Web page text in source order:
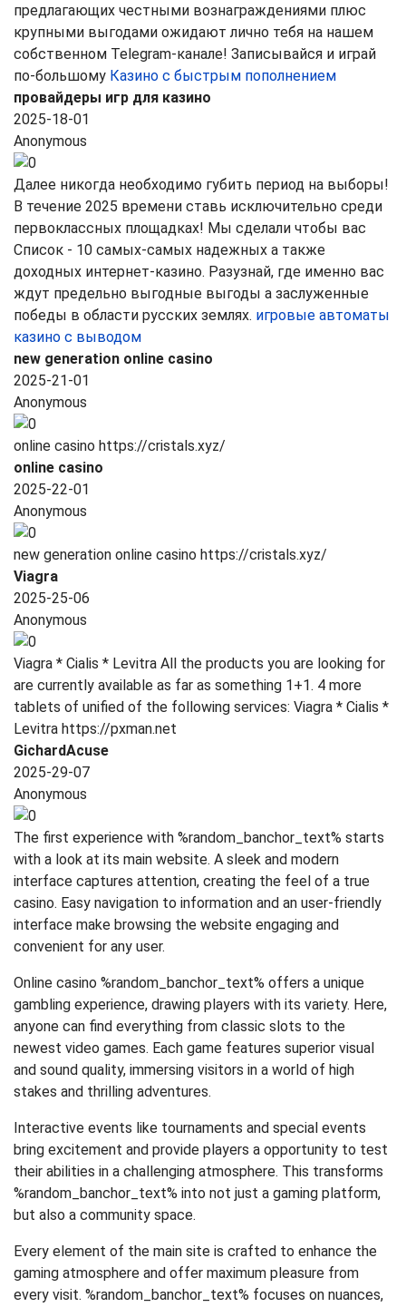
предлагающих честными вознаграждениями плюс
крупными выгодами ожидают лично тебя на нашем
собственном Telegram-канале! Записывайся и играй
по-большому Казино с быстрым пополнением
провайдеры игр для казино
2025-18-01
Anonymous
Далее никогда необходимо губить период на выборы!
В течение 2025 времени ставь исключительно среди
первоклассных площадках! Мы сделали чтобы вас
Список - 10 самых-самых надежных а также
доходных интернет-казино. Разузнай, где именно вас
ждут предельно выгодные выгоды а заслуженные
победы в области русских землях. игровые автоматы
казино с выводом
new generation online casino
2025-21-01
Anonymous
online casino https://cristals.xyz/
online casino
2025-22-01
Anonymous
new generation online casino https://cristals.xyz/
Viagra
2025-25-06
Anonymous
Viagra * Cialis * Levitra All the products you are looking for
are currently available as far as something 1+1. 4 more
tablets of unified of the following services: Viagra * Cialis *
Levitra https://pxman.net
GichardAcuse
2025-29-07
Anonymous
The first experience with %random_banchor_text% starts
with a look at its main website. A sleek and modern
interface captures attention, creating the feel of a true
casino. Easy navigation to information and an user-friendly
interface make browsing the website engaging and
convenient for any user.
Online casino %random_banchor_text% offers a unique
gambling experience, drawing players with its variety. Here,
anyone can find everything from classic slots to the
newest video games. Each game features superior visual
and sound quality, immersing visitors in a world of high
stakes and thrilling adventures.
Interactive events like tournaments and special events
bring excitement and provide players a opportunity to test
their abilities in a challenging atmosphere. This transforms
%random_banchor_text% into not just a gaming platform,
but also a community space.
Every element of the main site is crafted to enhance the
gaming atmosphere and offer maximum pleasure from
every visit. %random_banchor_text% focuses on nuances,